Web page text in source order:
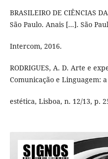
BRASILEIRO DE CIÊNCIAS
São Paulo. Anais [...]. São
Intercom, 2016.
RODRIGUES, A. D. Arte e
Comunicação e Linguagem:
estética, Lisboa, n. 12/13, p.